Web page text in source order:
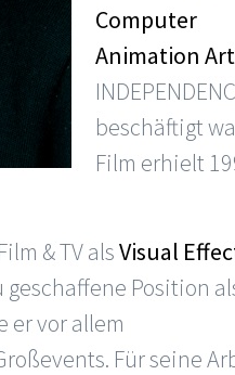
Computer
Animation
beschäftigt
Film erhielt
& TV alsVisual
Position
er vor allem
Für seine